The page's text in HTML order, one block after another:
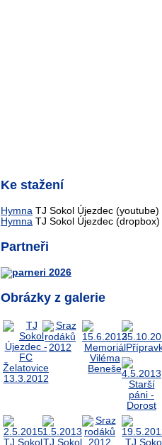
Ke stažení
Hymna TJ Sokol Újezdec (youtube)
Hymna TJ Sokol Újezdec (dropbox)
Partneři
Obrázky z galerie